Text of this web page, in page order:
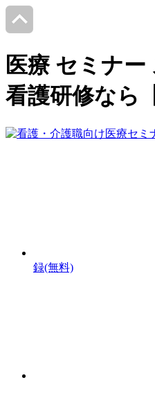
医療 セミナ
看護研修なら
録(無料)